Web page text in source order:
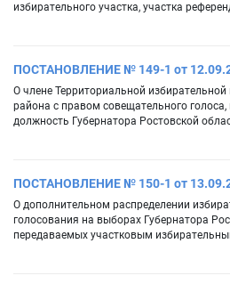
избирательного участка, участка
ПОСТАНОВЛЕНИЕ № 149-1 от
О члене Территориальной
района с правом совещательного
должность Губернатора Ростовской
ПОСТАНОВЛЕНИЕ № 150-1 от
О дополнительном распределении
голосования на выборах Губернатора
передаваемых участковым